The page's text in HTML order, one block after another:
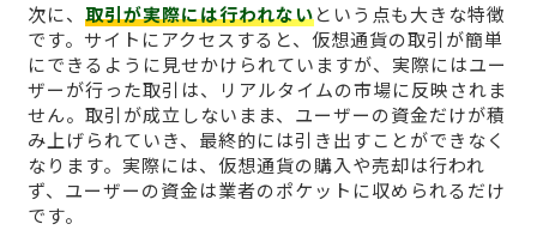
次に、 取引が実際には行われないという点も大きな特徴
です。サイトにアクセスすると、仮想通貨の取引が簡単
にできるように見せかけられていますが、実際にはユー
ザーが行った取引は、リアルタイムの市場に反映されま
せん。取引が成立しないまま、ユーザーの資金だけが積
み上げられていき、最終的には引き出すことができなく
なります。実際には、仮想通貨の購入や売却は行われ
ず、ユーザーの資金は業者のポケットに収められるだけ
です。